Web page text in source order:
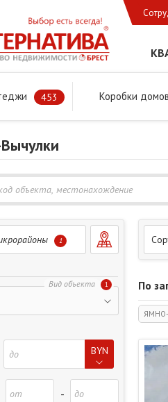
453 Коробки домов
Дома в Бресте и Брестском
1
1
BYN
-
По